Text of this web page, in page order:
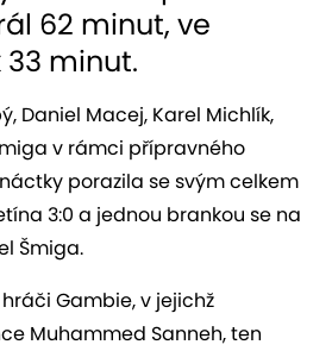
62 minut, ve
minut.
Daniel Macej, Karel Michlík,
v rámci přípravného
porazila se svým celkem
3:0 a jednou brankou se na
Šmiga.
Gambie, v jejichž
Muhammed Sanneh, ten